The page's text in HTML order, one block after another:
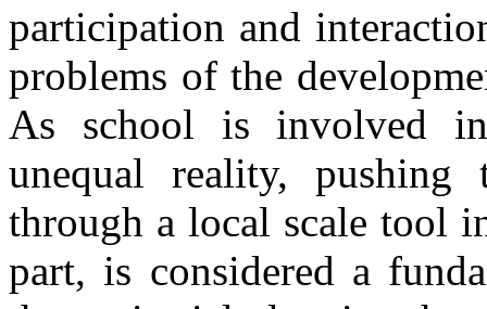
participation and
problems of the
As school is involved
unequal reality,
through a local scale tool
part, is considered a